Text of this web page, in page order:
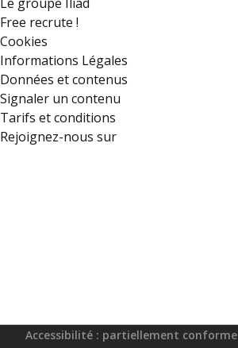
Free recrute !
Cookies
Informations Légales
Données et contenus
Signaler un contenu
Tarifs et conditions
Rejoignez-nous sur
Accessibilité : partiellement conforme